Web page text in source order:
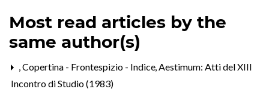
Most read articles by the
same author(s)
,Copertina - Frontespizio - Indice,Aestimum: Atti del XIII
Incontro di Studio (1983)